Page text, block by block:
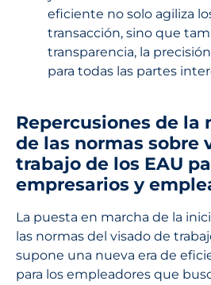
eficiente no solo agiliza
transacción, sino que
transparencia, la
para todas las partes
Repercusiones de la
de las normas sobre
trabajo de los EAU
empresarios y
La puesta en marcha de la
las normas del visado de
supone una nueva era de
para los empleadores que